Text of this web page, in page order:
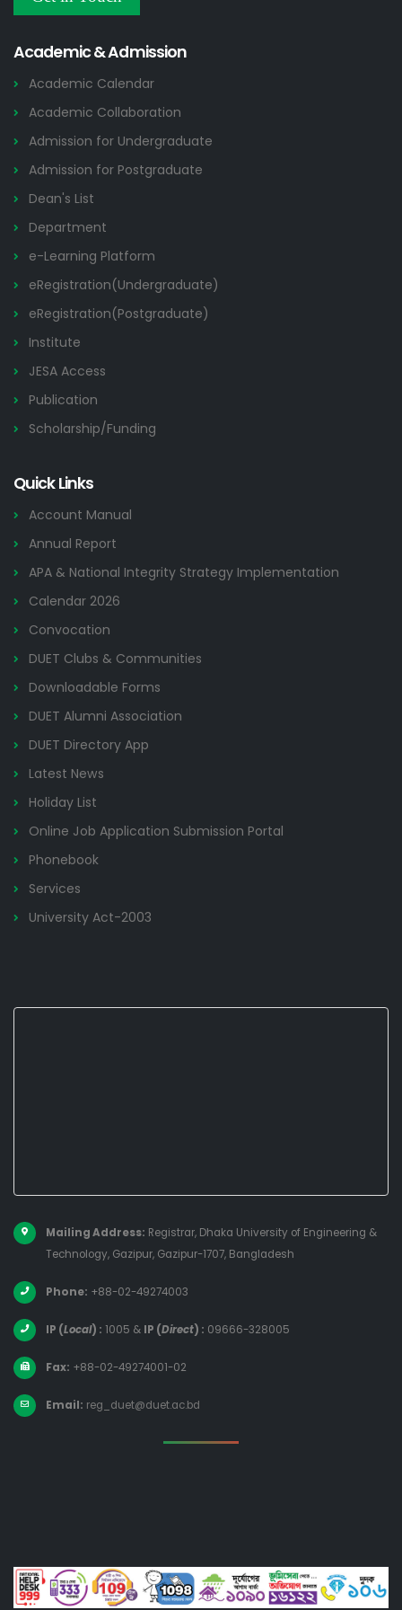
Research and Academic Committee এর নোটিশ
Academic & Admission
Academic Calendar
Academic Collaboration
Admission for Undergraduate
Admission for Postgraduate
Dean's List
Department
e-Learning Platform
eRegistration(Undergraduate)
eRegistration(Postgraduate)
Institute
JESA Access
Publication
Scholarship/Funding
Quick Links
Account Manual
Annual Report
APA & National Integrity Strategy Implementation
Calendar 2026
Convocation
DUET Clubs & Communities
Downloadable Forms
DUET Alumni Association
DUET Directory App
Latest News
Holiday List
Online Job Application Submission Portal
Phonebook
Services
University Act-2003
Mailing Address: Registrar, Dhaka University of Engineering &
Technology, Gazipur, Gazipur-1707, Bangladesh
Phone: +88-02-49274003
IP (Local) : 1005 & IP (Direct) : 09666-328005
Fax: +88-02-49274001-02
Email: reg_duet@duet.ac.bd